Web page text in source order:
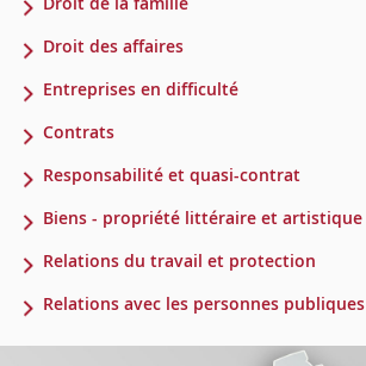
Droit des affaires
Entreprises en difficulté
Contrats
Responsabilité et quasi-contrat
Biens - propriété littéraire et artistique
Relations du travail et protection
Relations avec les personnes publiques